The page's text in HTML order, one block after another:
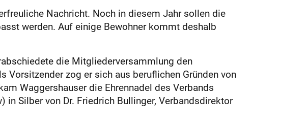
Nachricht. Noch in diesem Jahr sollen die
werden. Auf einige Bewohner kommt deshalb
die Mitgliederversammlung den
Vorsitzender zog er sich aus beruflichen Gründen von
Waggershauser die Ehrennadel des Verbands
Silber von Dr. Friedrich Bullinger, Verbandsdirektor